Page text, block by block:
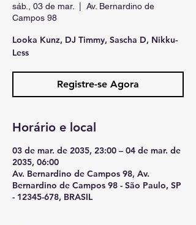
sáb., 03 de mar.
Av. Bernardino de
Campos 98
Looka Kunz, DJ Timmy, Sascha D, Nikku-
Less
Registre-se Agora
Horário e local
03 de mar. de 2035, 23:00 – 04 de mar. de
2035, 06:00
Av. Bernardino de Campos 98, Av.
Bernardino de Campos 98 - São Paulo, SP
- 12345-678, BRASIL